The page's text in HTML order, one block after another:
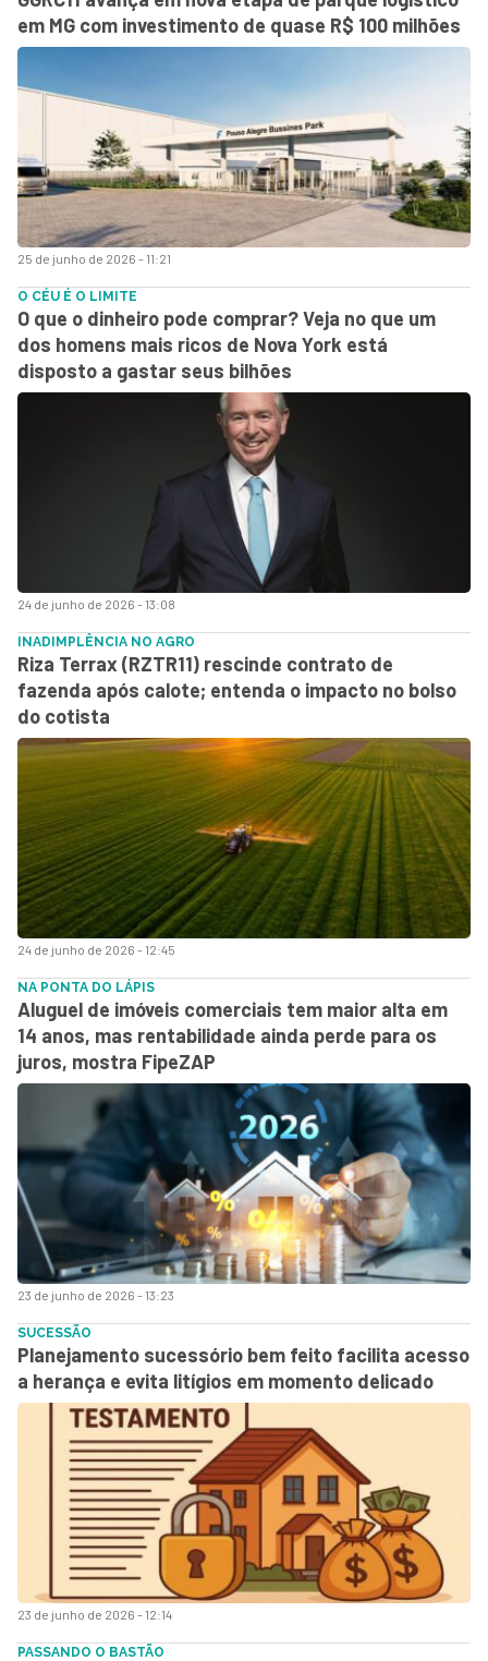
25 de junho de 2026 - 11:21
em MG com investimento de quase R$ 100 milhões
24 de junho de 2026 - 13:08
O CÉU É O LIMITE
O que o dinheiro pode comprar? Veja no que um
dos homens mais ricos de Nova York está
disposto a gastar seus bilhões
24 de junho de 2026 - 12:45
INADIMPLÊNCIA NO AGRO
Riza Terrax (RZTR11) rescinde contrato de
fazenda após calote; entenda o impacto no bolso
do cotista
23 de junho de 2026 - 13:23
NA PONTA DO LÁPIS
Aluguel de imóveis comerciais tem maior alta em
14 anos, mas rentabilidade ainda perde para os
juros, mostra FipeZAP
23 de junho de 2026 - 12:14
SUCESSÃO
Planejamento sucessório bem feito facilita acesso
a herança e evita litígios em momento delicado
PASSANDO O BASTÃO